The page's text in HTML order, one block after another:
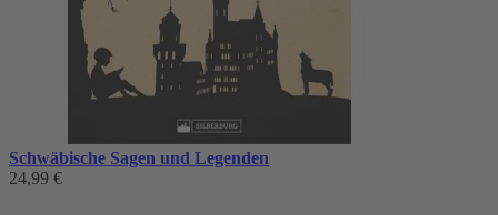
Schwäbische Sagen und Legenden
24,99 €